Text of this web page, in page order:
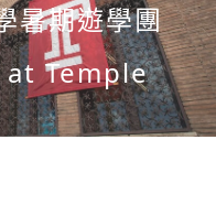
暑期遊學團
Temple